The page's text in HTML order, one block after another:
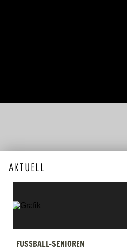
AKTUELL
FUSSBALL-SENIOREN